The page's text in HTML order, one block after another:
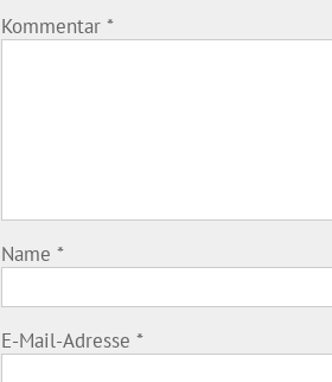
Kommentar *
Name *
E-Mail-Adresse *